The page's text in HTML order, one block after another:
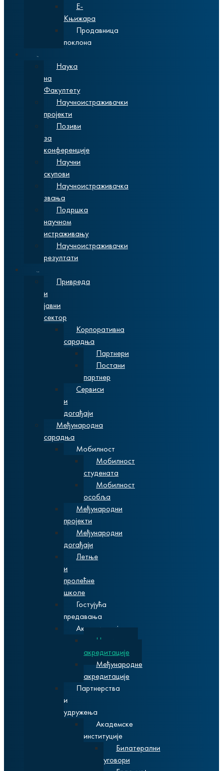
Е-
Књижара
Продавница
поклона
Наука
на
Факултету
Научноистраживачки
пројекти
Позиви
за
конференције
Научни
скупови
Научноистраживачка
звања
Подршка
научном
истраживању
Научноистраживачки
резултати
Привреда
и
јавни
сектор
Корпоративна
сарадња
Партнери
Постани
партнер
Сервиси
и
догађаји
Међународна
сарадња
Мобилност
Мобилност
студената
Мобилност
особља
Међународни
пројекти
Међународни
догађаји
Летње
и
пролећне
школе
Гостујућа
предавања
Акредитације
Националне
акредитације
Међународне
акредитације
Партнерства
и
удружења
Академске
институције
Билатерални
уговори